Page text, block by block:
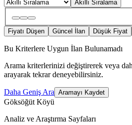
Akıllı Sıralama
Fiyatı Düşen Güncel İlan Düşük Fiyat
Bu Kriterlere Uygun İlan Bulunamadı
Arama kriterlerinizi değiştirerek veya
arayarak tekrar deneyebilirsiniz.
Daha Geniş Ara Aramayı Kaydet
Göksöğüt Köyü
Analiz ve Araştırma Sayfaları